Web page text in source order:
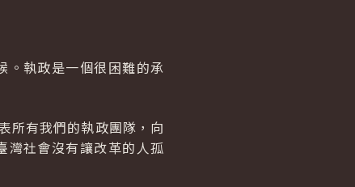
。執政是一個很困難的承
所有我們的執政團隊，向
灣社會沒有讓改革的人孤